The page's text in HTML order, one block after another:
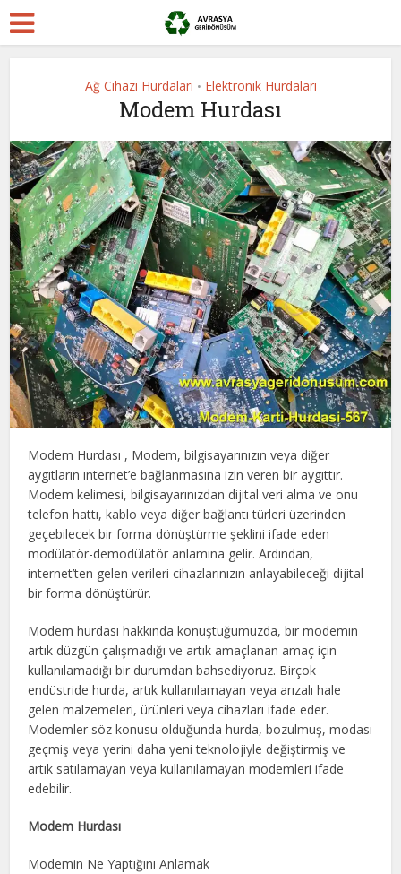
Ağ Cihazı Hurdaları • Elektronik Hurdaları
Modem Hurdası
Modem Hurdası , Modem, bilgisayarınızın veya diğer
aygıtların ınternet’e bağlanmasına izin veren bir aygıttır.
Modem kelimesi, bilgisayarınızdan dijital veri alma ve onu
telefon hattı, kablo veya diğer bağlantı türleri üzerinden
geçebilecek bir forma dönüştürme şeklini ifade eden
modülatör-demodülatör anlamına gelir. Ardından,
internet’ten gelen verileri cihazlarınızın anlayabileceği dijital
bir forma dönüştürür.
Modem hurdası hakkında konuştuğumuzda, bir modemin
artık düzgün çalışmadığı ve artık amaçlanan amaç için
kullanılamadığı bir durumdan bahsediyoruz. Birçok
endüstride hurda, artık kullanılamayan veya arızalı hale
gelen malzemeleri, ürünleri veya cihazları ifade eder.
Modemler söz konusu olduğunda hurda, bozulmuş, modası
geçmiş veya yerini daha yeni teknolojiyle değiştirmiş ve
artık satılamayan veya kullanılamayan modemleri ifade
edebilir.
Modem Hurdası
Modemin Ne Yaptığını Anlamak